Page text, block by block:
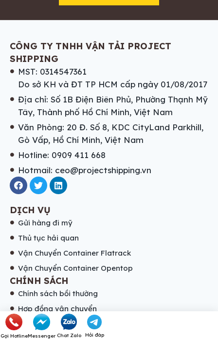
CÔNG TY TNHH VẬN TẢI PROJECT
SHIPPING
MST: 0314547361
Do sở KH và ĐT TP HCM cấp ngày 01/08/2017
Địa chỉ: Số 1B Điện Biên Phủ, Phường Thạnh Mỹ
Tây, Thành phố Hồ Chí Minh, Việt Nam
Văn Phòng: 20 Đ. Số 8, KDC CityLand Parkhill,
Gò Vấp, Hồ Chí Minh, Việt Nam
Hotline: 0909 411 668
Hotmail: ceo@projectshipping.vn
DỊCH VỤ
Gửi hàng đi mỹ
Thủ tục hải quan
Vận Chuyển Container Flatrack
Vận Chuyển Container Opentop
CHÍNH SÁCH
Chính sách bồi thường
Hợp đồng vận chuyển
Quy định gọi về hàng cấm
Quy định về chứng từ
Gọi HotlineMessenger Chat Zalo Hỏi đáp